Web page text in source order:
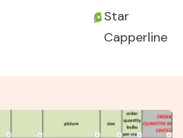
Star
Capperline